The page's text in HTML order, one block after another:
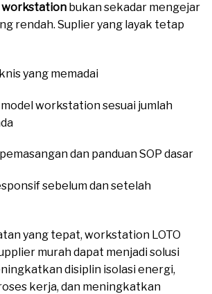
workstation bukan sekadar mengejar
rendah. Suplier yang layak tetap
yang memadai
workstation sesuai jumlah
dan panduan SOP dasar
sebelum dan setelah
yang tepat, workstation LOTO
murah dapat menjadi solusi
disiplin isolasi energi,
kerja, dan meningkatkan